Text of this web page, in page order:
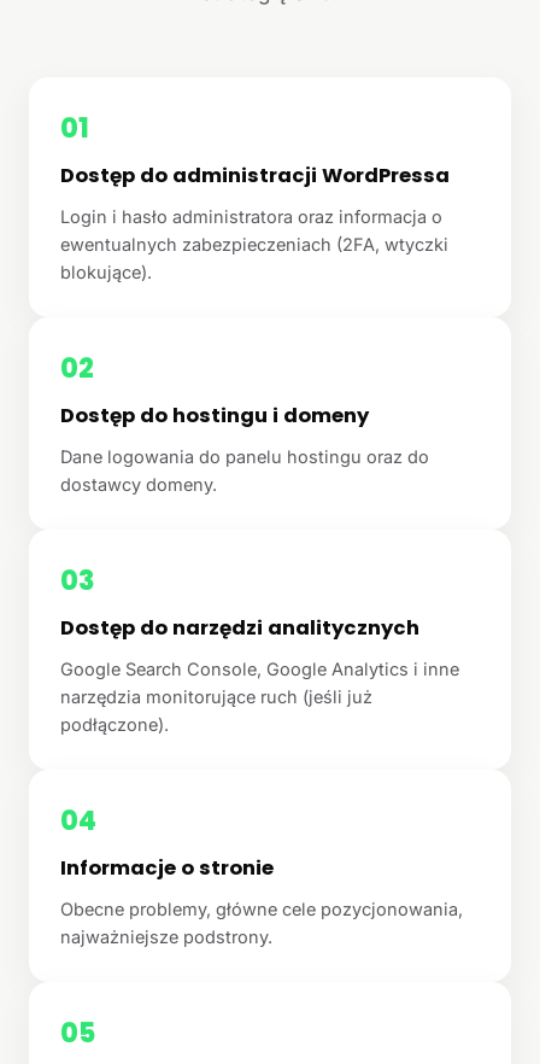
01
Dostęp do administracji WordPressa
Login i hasło administratora oraz informacja o
ewentualnych zabezpieczeniach (2FA, wtyczki
blokujące).
02
Dostęp do hostingu i domeny
Dane logowania do panelu hostingu oraz do
dostawcy domeny.
03
Dostęp do narzędzi analitycznych
Google Search Console, Google Analytics i inne
narzędzia monitorujące ruch (jeśli już
podłączone).
04
Informacje o stronie
Obecne problemy, główne cele pozycjonowania,
najważniejsze podstrony.
05